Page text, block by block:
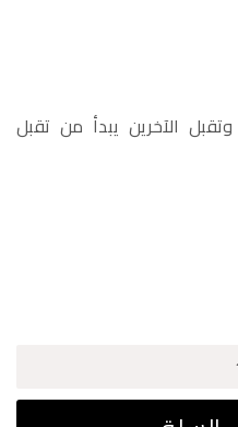
الآخرين يبدأ من تقبل